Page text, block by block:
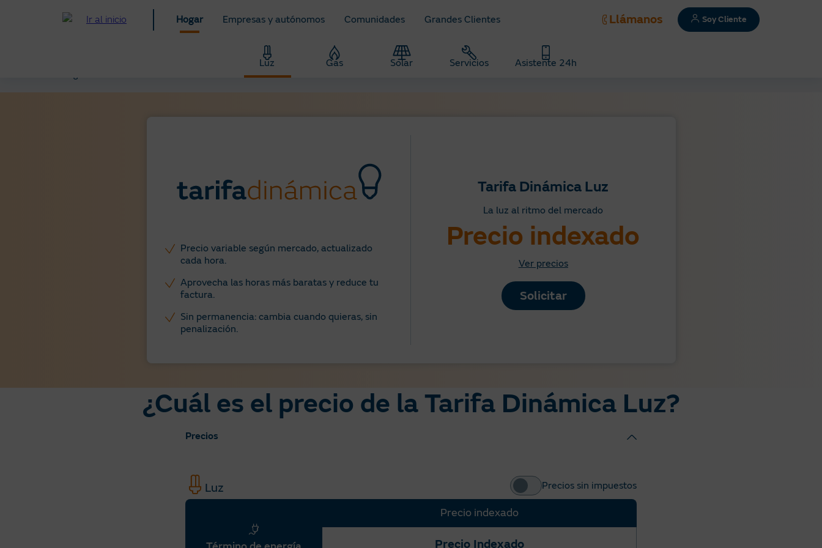
Hogar Empresas y autónomos Comunidades Grandes Clientes Llámanos Soy Cliente
Luz Gas Solar Servicios Asistente 24h
Precio variable según mercado, actualizado
cada hora.
Aprovecha las horas más baratas y reduce tu
factura.
Sin permanencia: cambia cuando quieras, sin
penalización.
Tarifa Dinámica Luz
La luz al ritmo del mercado
Precio indexado
Ver precios
Solicitar
¿Cuál es el precio de la Tarifa Dinámica Luz?
Precios
Luz Precios sin impuestos
Precio indexado
Precio Indexado